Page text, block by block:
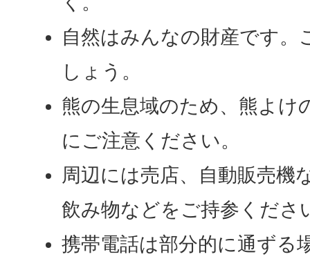
自然はみんなの財産です。
しょう。
熊の生息域のため、熊よけ
にご注意ください。
周辺には売店、自動販売機
飲み物などをご持参くださ
携帯電話は部分的に通ずる